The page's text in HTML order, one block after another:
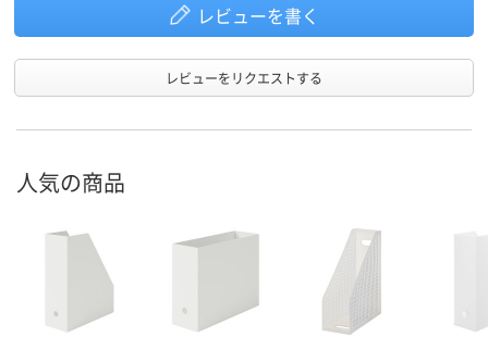
レビューを書く
レビューをリクエストする
人気の商品